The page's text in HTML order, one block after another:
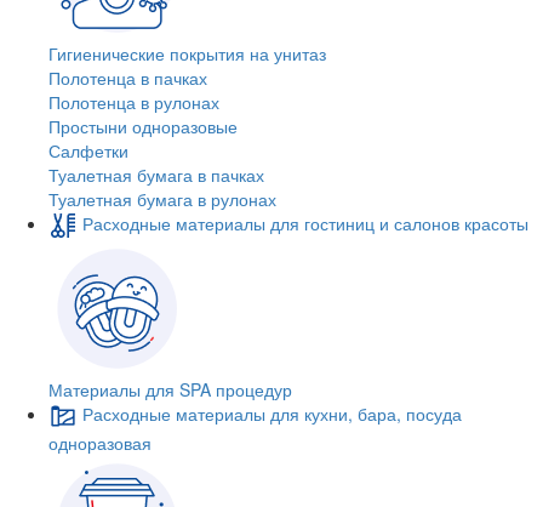
Гигиенические покрытия на унитаз
Полотенца в пачках
Полотенца в рулонах
Простыни одноразовые
Салфетки
Туалетная бумага в пачках
Туалетная бумага в рулонах
Расходные материалы для гостиниц и салонов красоты
Материалы для SPA процедур
Расходные материалы для кухни, бара, посуда
одноразовая